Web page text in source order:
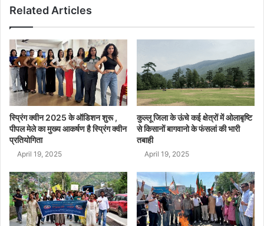
Related Articles
स्प्रिंग क्वीन 2025 के ऑडिशन शुरू ,
पीपल मेले का मुख्य आकर्षण है स्प्रिंग क्वीन
प्रतियोगिता
April 19, 2025
कुल्लू जिला के ऊंचे कई क्षेत्रों में ओलाबृष्टि
से किसानों बागवानो के फंसलां की भारी
तबाही
April 19, 2025